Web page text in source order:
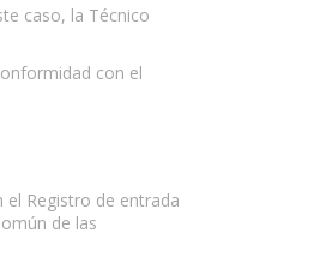
caso, la Técnico
con el
Registro de entrada
de las